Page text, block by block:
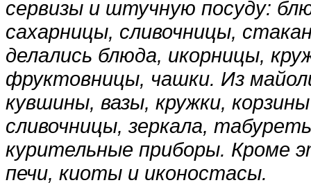
сервизы и штучную посуду:
сахарницы, сливочницы,
делались блюда, икорницы,
фруктовницы, чашки. Из
кувшины, вазы, кружки,
сливочницы, зеркала,
курительные приборы. Кроме
печи, киоты и иконостасы.